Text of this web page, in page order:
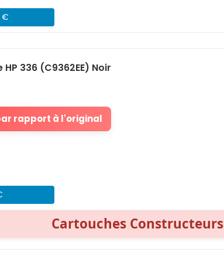
€
336 (C9362EE) Noir
rapport à l'original
Cartouches Constructeurs